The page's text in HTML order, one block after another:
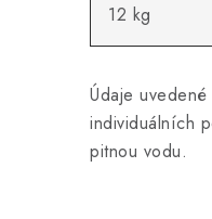
12 kg
Údaje
individuálních
pitnou vodu.